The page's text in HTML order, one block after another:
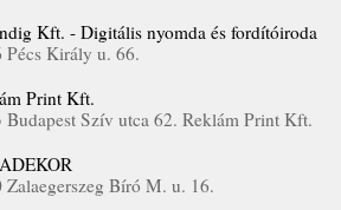
Kft. - Digitális nyomda és fordítóiroda
Pécs Király u. 66.
Print Kft.
Budapest Szív utca 62. Reklám Print Kft.
Zalaegerszeg Bíró M. u. 16.